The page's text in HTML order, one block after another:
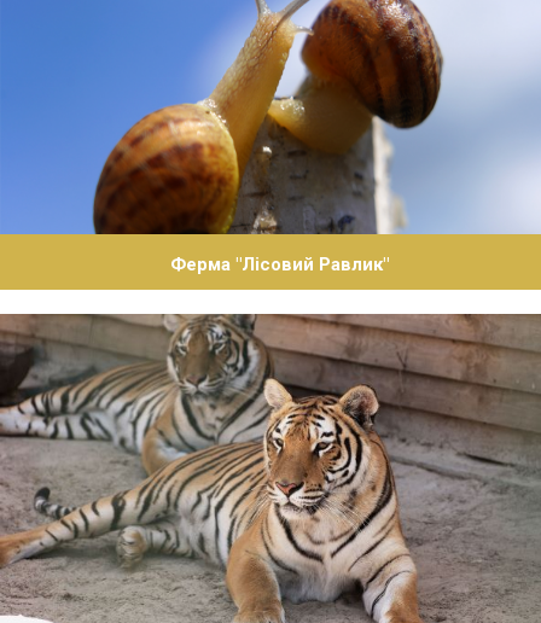
Ферма "Лісовий Равлик"